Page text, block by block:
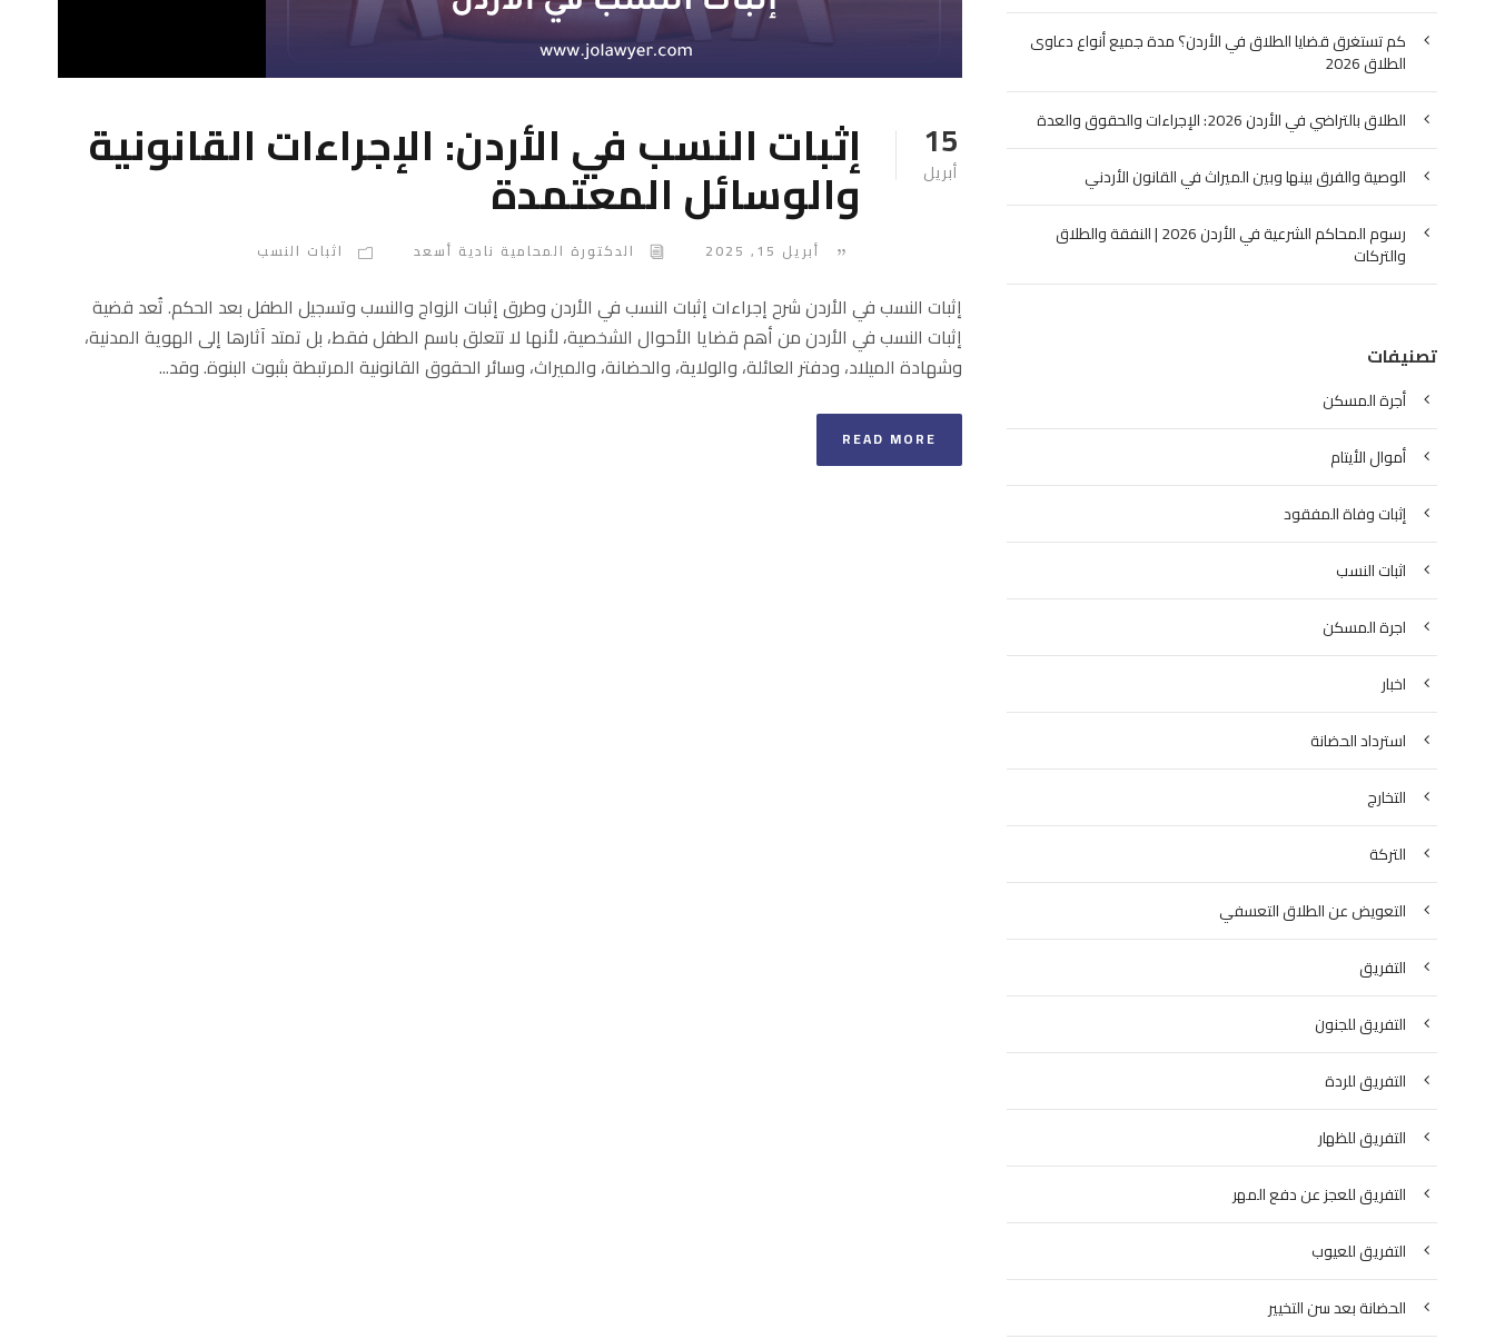
15
أبريل إثبات النسب في الأردن: الإجراءات القانونية
والوسائل المعتمدة
أبريل 15, 2025 الدكتورة المحامية نادية أسعد اثبات النسب
إثبات النسب في الأردن شرح إجراءات إثبات النسب في الأردن وطرق إثبات الزواج والنسب وتسجيل الطفل بعد الحكم. تُعد قضية
إثبات النسب في الأردن من أهم قضايا الأحوال الشخصية، لأنها لا تتعلق باسم الطفل فقط، بل تمتد آثارها إلى الهوية المدنية،
وشهادة الميلاد، ودفتر العائلة، والولاية، والحضانة، والميراث، وسائر الحقوق القانونية المرتبطة بثبوت البنوة. وقد...
READ MORE
كم تستغرق قضايا الطلاق في الأردن؟ مدة جميع أنواع دعاوى
الطلاق 2026
الطلاق بالتراضي في الأردن 2026: الإجراءات والحقوق والعدة
الوصية والفرق بينها وبين الميراث في القانون الأردني
رسوم المحاكم الشرعية في الأردن 2026 | النفقة والطلاق
والتركات
تصنيفات
أجرة المسكن
أموال الأيتام
إثبات وفاة المفقود
اثبات النسب
اجرة المسكن
اخبار
استرداد الحضانة
التخارج
التركة
التعويض عن الطلاق التعسفي
التفريق
التفريق للجنون
التفريق للردة
التفريق للظهار
التفريق للعجز عن دفع المهر
التفريق للعيوب
الحضانة بعد سن التخيير